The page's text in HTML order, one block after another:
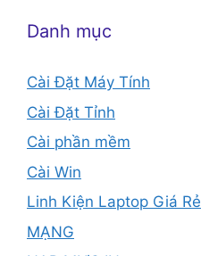
Danh mục
Cài Đặt Máy Tính
Cài Đặt Tỉnh
Cài phần mềm
Cài Win
Linh Kiện Laptop Giá Rẻ
MẠNG